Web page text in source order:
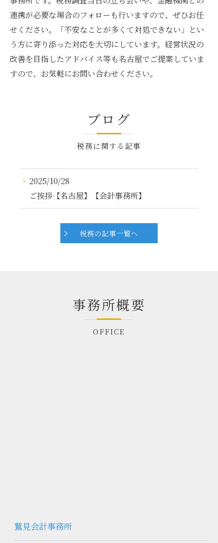
連携が必要な場合のフォローも行いますので、ぜひお任
せください。「不安なことが多くて対処できない」とい
う方に寄り添った対応を大切にしています。経営状況の
改善を目指したアドバイス等も名古屋でご提案していま
すので、お気軽にお問い合わせください。
ブログ
税務に関する記事
2025/10/28
ご挨拶【名古屋】【会計事務所】
税務の記事一覧へ
事務所概要
OFFICE
鷲見会計事務所